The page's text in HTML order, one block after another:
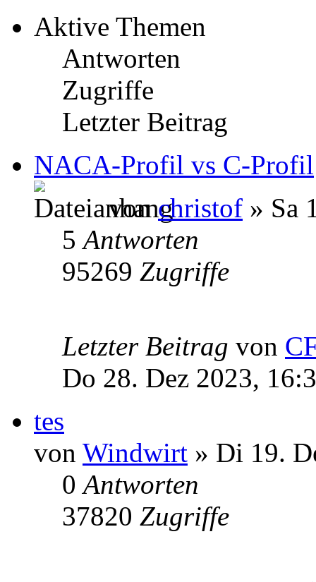
Aktive Themen
Antworten
Zugriffe
Letzter Beitrag
NACA-Profil vs C-Profil
vonchristof » Sa
5Antworten
95269 Zugriffe
Letzter Beitrag von
Do 28. Dez 2023,
tes
von Windwirt » Di 19.
0Antworten
37820 Zugriffe